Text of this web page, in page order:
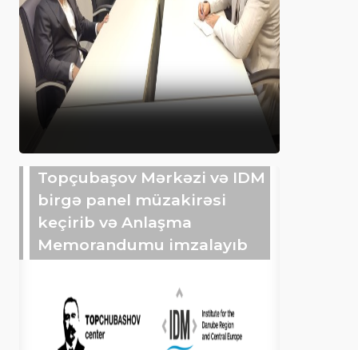
Topçubaşov Mərkəzi və IDM
birgə panel müzakirəsi
keçirib və Anlaşma
Memorandumu imzalayıb